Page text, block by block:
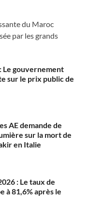
du Maroc
par les grands
Le gouvernement
sur le prix public de
AE demande de
sur la mort de
en Italie
: Le taux de
à 81,6% après le